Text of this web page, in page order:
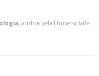
, ambos pela Universidade